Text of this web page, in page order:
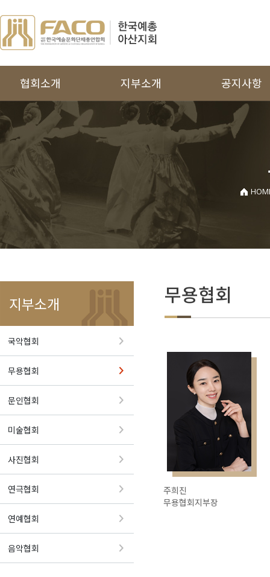
무용협회
국악협회
무용협회
문인협회
미술협회
사진협회
연극협회
연예협회
음악협회
지부소개
협회소개
인사말
주요사업
연혁
조직도
역대회장단
지회운영규정
찾아오시는 길
지부소개
국악협회
문인협회
미술협회
사진협회
연극협회
연예협회
공지사항
공지사항
보도자료
주희진
무용협회지부장